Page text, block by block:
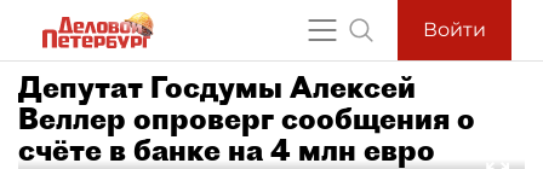
Войти
Депутат Госдумы Алексей
Веллер опроверг сообщения о
счёте в банке на 4 млн евро